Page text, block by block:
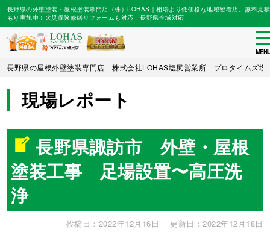
Skip
main
content
長野県の外壁塗装・屋根塗装専門店（株）LOHAS｜相場より低価格な地域密着店。無料見積
もり実施中！火災保険修繕リフォームも対応 長野県全域対応
長野県の屋根外壁塗装専門店 株式会社LOHAS塩尻営業所 プロタイムズ塩
現場レポート
長野県諏訪市 外壁・屋根
塗装工事 足場設置〜高圧洗
浄
投稿日：2022年12月16日 更新日：2022年12月18日